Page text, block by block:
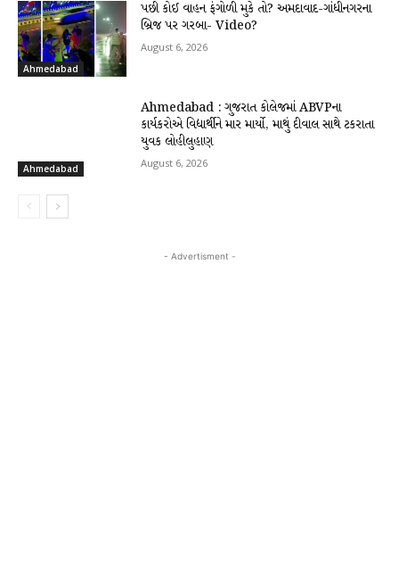
Ahmedabad
પછી કોઈ વાહન ફંગોળી મુકે તો? અમદાવાદ-ગાંધીનગરના
બ્રિજ પર ગરબા- Video?
August 6, 2026
Ahmedabad
Ahmedabad : ગુજરાત કોલેજમાં ABVPના
કાર્યકરોએ વિદ્યાર્થીને માર માર્યો, માથું દીવાલ સાથે ટકરાતા
યુવક લોહીલુહાણ
August 6, 2026
- Advertisment -